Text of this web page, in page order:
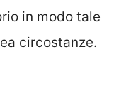
in modo tale
circostanze.